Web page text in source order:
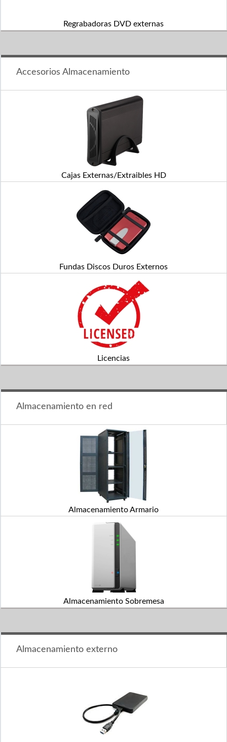
Regrabadoras DVD externas
Accesorios Almacenamiento
Cajas Externas/Extraibles HD
Fundas Discos Duros Externos
Licencias
Almacenamiento en red
Almacenamiento Armario
Almacenamiento Sobremesa
Almacenamiento externo